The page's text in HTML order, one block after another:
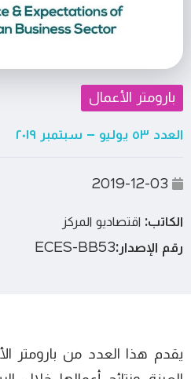
بارومتر الأعمال
العدد ٥٣ يوليو – سبتمبر ٢٠١٩
الكاتب: اقتصاديو المركز
رقم الإصدار:ECES-BB53
يقدم هذا العدد من بارومتر